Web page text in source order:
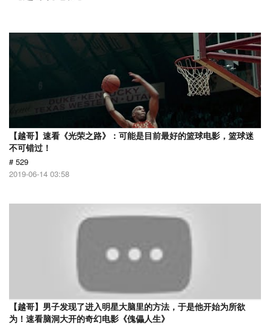
【越哥】速看《光荣之路》：可能是目前最好的篮球电影，篮球迷
不可错过！
# 529
2019-06-14 03:58
【越哥】男子发现了进入明星大脑里的方法，于是他开始为所欲
为！速看脑洞大开的奇幻电影《傀儡人生》